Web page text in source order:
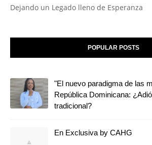
Dejando un Legado lleno de Esperanza
POPULAR POSTS
"El nuevo paradigma de las
República Dominicana:
tradicional?
En Exclusiva by CAHG